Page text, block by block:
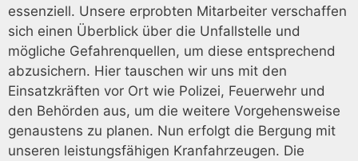
essenziell. Unsere erprobten Mitarbeiter verschaffen
sich einen Überblick über die Unfallstelle und
mögliche Gefahrenquellen, um diese entsprechend
abzusichern. Hier tauschen wir uns mit den
Einsatzkräften vor Ort wie Polizei, Feuerwehr und
den Behörden aus, um die weitere Vorgehensweise
genaustens zu planen. Nun erfolgt die Bergung mit
unseren leistungsfähigen Kranfahrzeugen. Die